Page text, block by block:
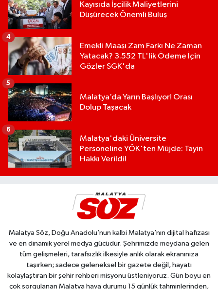
Kayısıda İşçilik Maliyetlerini
Düşürecek Önemli Buluş
Emekli Maaşı Zam Farkı Ne Zaman
Yatacak? 3.552 TL'lik Ödeme İçin
Gözler SGK'da
4
Malatya’da Yarın Başlıyor! Orası
Dolup Taşacak
5
Malatya'daki Üniversite
Personeline YÖK'ten Müjde: Tayin
Hakkı Verildi!
6
Malatya Söz, Doğu Anadolu’nun kalbi Malatya’nın dijital hafızası
ve en dinamik yerel medya gücüdür. Şehrimizde meydana gelen
tüm gelişmeleri, tarafsızlık ilkesiyle anlık olarak ekranınıza
taşırken; sadece geleneksel bir gazete değil, hayatı
kolaylaştıran bir şehir rehberi misyonu üstleniyoruz. Gün boyu en
çok sorgulanan Malatya hava durumu 15 günlük tahminlerinden,